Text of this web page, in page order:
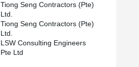
Tiong Seng Contractors (Pte)
Ltd.
Tiong Seng Contractors (Pte)
Ltd.
LSW Consulting Engineers
Pte Ltd